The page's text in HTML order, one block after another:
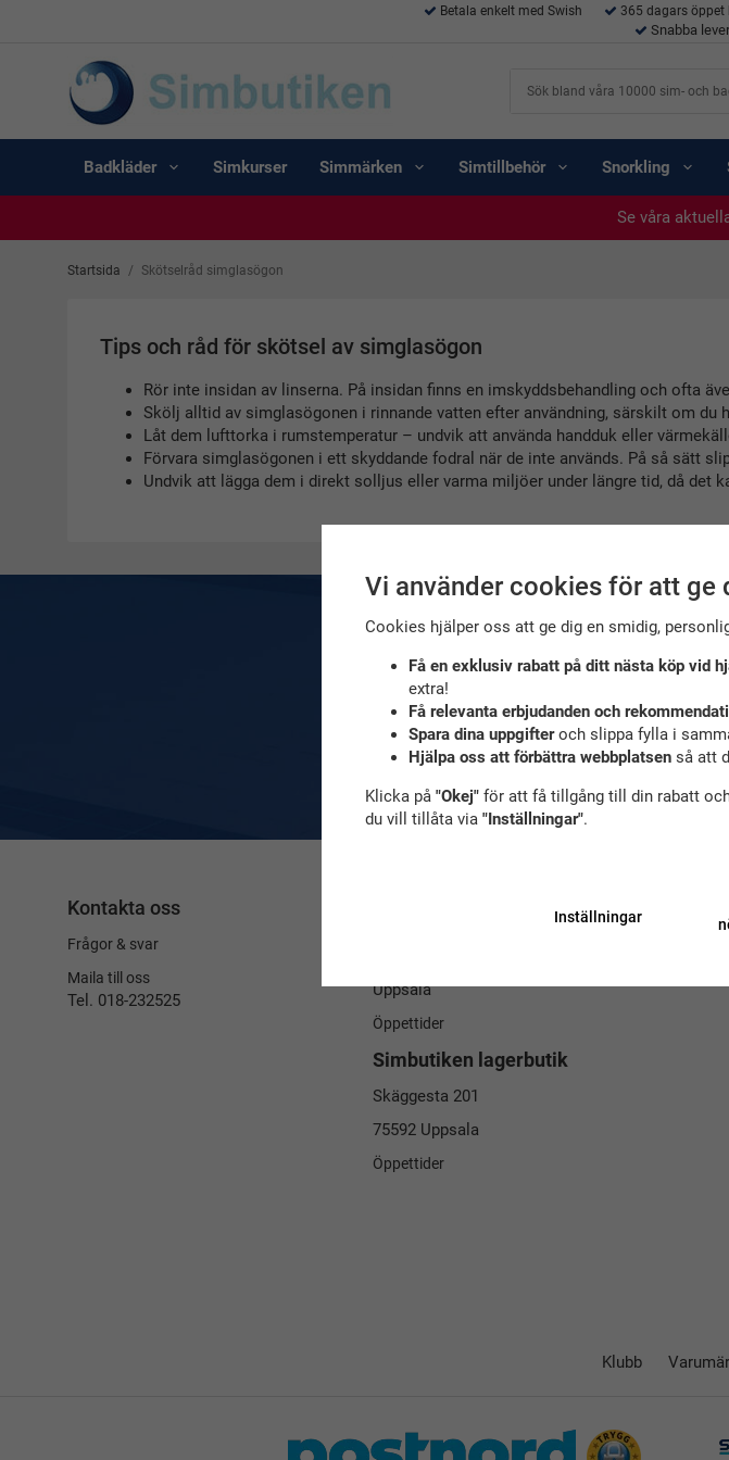
Betala enkelt med Swish 365 dagars öppet
Snabba
Badkläder Simkurser Simmärken Simtillbehör Snorkling
Se våra
Se våra
Se våra
Se våra
Startsida / Skötselråd simglasögon
Tips och råd för skötsel av simglasögon
Rör inte insidan av linserna. På insidan finns en imskyddsbehandling och ofta
Skölj alltid av simglasögonen i rinnande vatten efter användning, särskilt om
Låt dem lufttorka i rumstemperatur – undvik att använda handduk eller
Förvara simglasögonen i ett skyddande fodral när de inte används. På så sätt
Undvik att lägga dem i direkt solljus eller varma miljöer under längre tid, då det
Ta del av våra bästa
De uppgifter du matar in kommer
Kontakta oss
Frågor & svar
Maila till oss
Tel. 018-232525
Uppsala
Öppettider
Simbutiken lagerbutik
Skäggesta 201
75592 Uppsala
Öppettider
Klubb
Vi använder cookies för att ge
Cookies hjälper oss att ge dig en smidig,
Få en exklusiv rabatt på ditt nästa köp vid
extra!
Få relevanta erbjudanden och
Spara dina uppgifteroch slippa fylla i
Hjälpa oss att förbättra webbplatsenså att
Klicka på "Okej"för att få tillgång till din rabatt
du vill tillåta via "Inställningar".
Inställningar